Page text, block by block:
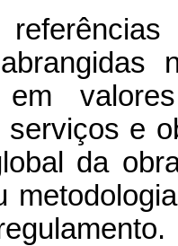
em
serviços e
da